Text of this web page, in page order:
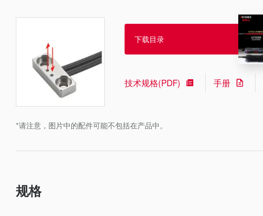
*请注意，图片中的配件可能不包括在产品中。
下载目录
技术规格(PDF) 手册
规格